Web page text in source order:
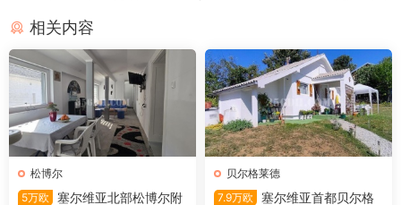
相关内容
松博尔
5万欧
塞尔维亚北部松博尔附
贝尔格莱德
7.9万欧
塞尔维亚首都贝尔格